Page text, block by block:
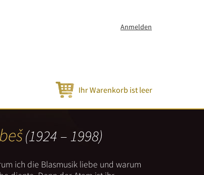
Anmelden
Ihr Warenkorb ist leer
(1924 – 1998)
ich die Blasmusik liebe und warum